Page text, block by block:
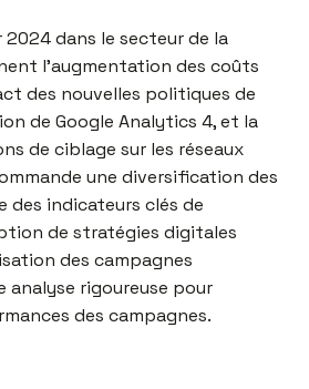
dans le secteur de la
l'augmentation des coûts
des nouvelles politiques de
de Google Analytics 4, et la
de ciblage sur les réseaux
une diversification des
des indicateurs clés de
de stratégies digitales
des campagnes
analyse rigoureuse pour
des campagnes.